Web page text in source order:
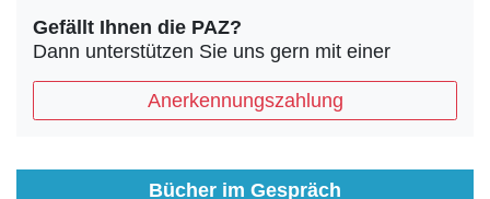
Gefällt Ihnen die PAZ?
Dann unterstützen Sie uns gern mit einer
Anerkennungszahlung
Bücher im Gespräch